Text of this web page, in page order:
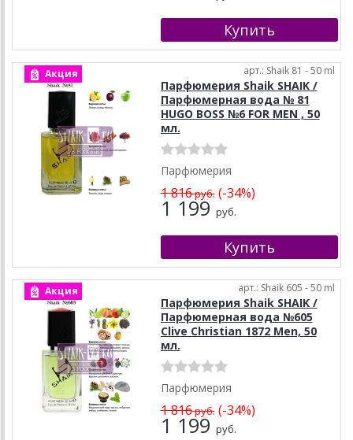
Акция арт.: Shaik 81 - 50 ml
Парфюмерия Shaik SHAIK /
Парфюмерная вода № 81
HUGO BOSS №6 FOR MEN , 50
мл.
Парфюмерия
1 816руб.(-34%)
1 199 руб.
Акция арт.: Shaik 605 - 50 ml
Парфюмерия Shaik SHAIK /
Парфюмерная вода №605
Clive Christian 1872 Men, 50
мл.
Парфюмерия
1 816руб.(-34%)
1 199 руб.